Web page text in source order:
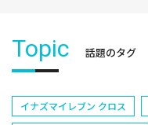
Topic 話題のタグ
イナズマイレブン クロス